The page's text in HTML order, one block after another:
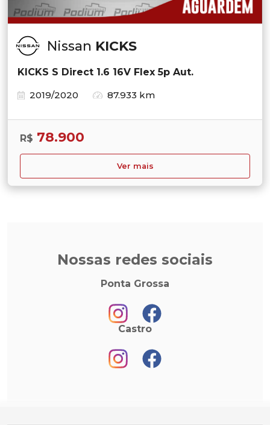
Nissan KICKS
KICKS S Direct 1.6 16V Flex 5p Aut.
2019/2020
87.933 km
R$ 78.900
Ver mais
Nossas redes sociais
Ponta Grossa
Castro